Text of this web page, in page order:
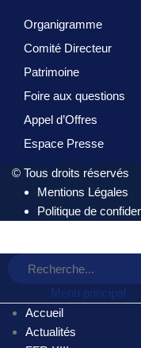
Organigramme
Comité Directeur
Patrimoine
Foire aux questions
Appel d’Offres
Espace Presse
© Tous droits réservés
Mentions Légales
Politique de
Menu principal
Accueil
Actualités